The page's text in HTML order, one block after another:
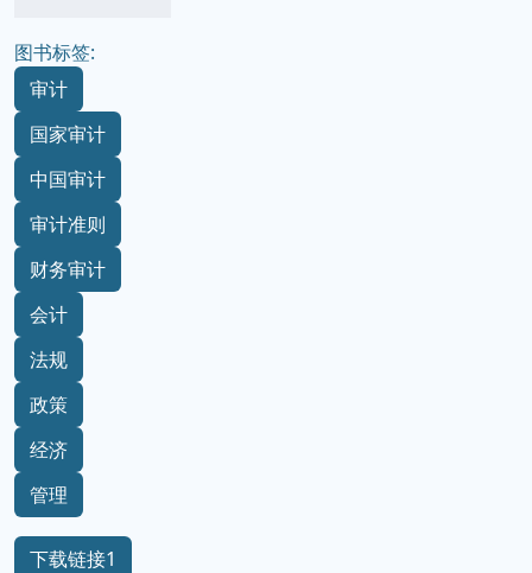
图书标签:
审计
国家审计
中国审计
审计准则
财务审计
会计
法规
政策
经济
管理
下载链接1